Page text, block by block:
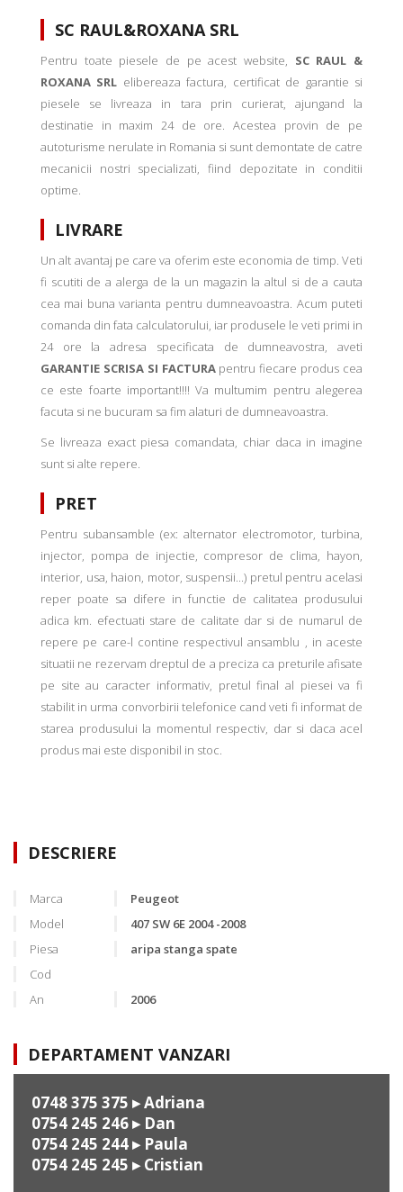
SC RAUL&ROXANA SRL
Pentru toate piesele de pe acest website, SC RAUL &
ROXANA SRL elibereaza factura, certificat de garantie si
piesele se livreaza in tara prin curierat, ajungand la
destinatie in maxim 24 de ore. Acestea provin de pe
autoturisme nerulate in Romania si sunt demontate de catre
mecanicii nostri specializati, fiind depozitate in conditii
optime.
LIVRARE
Un alt avantaj pe care va oferim este economia de timp. Veti
fi scutiti de a alerga de la un magazin la altul si de a cauta
cea mai buna varianta pentru dumneavoastra. Acum puteti
comanda din fata calculatorului, iar produsele le veti primi in
24 ore la adresa specificata de dumneavostra, aveti
GARANTIE SCRISA SI FACTURApentru fiecare produs cea
ce este foarte important!!!! Va multumim pentru alegerea
facuta si ne bucuram sa fim alaturi de dumneavoastra.
Se livreaza exact piesa comandata, chiar daca in imagine
sunt si alte repere.
PRET
Pentru subansamble (ex: alternator electromotor, turbina,
injector, pompa de injectie, compresor de clima, hayon,
interior, usa, haion, motor, suspensii...) pretul pentru acelasi
reper poate sa difere in functie de calitatea produsului
adica km. efectuati stare de calitate dar si de numarul de
repere pe care-l contine respectivul ansamblu , in aceste
situatii ne rezervam dreptul de a preciza ca preturile afisate
pe site au caracter informativ, pretul final al piesei va fi
stabilit in urma convorbirii telefonice cand veti fi informat de
starea produsului la momentul respectiv, dar si daca acel
produs mai este disponibil in stoc.
DESCRIERE
Marca
Peugeot
Model
407 SW 6E 2004 -2008
Piesa
aripa stanga spate
Cod
An
2006
DEPARTAMENT VANZARI
0748 375 375 ▸ Adriana
0754 245 246▸ Dan
0754 245 244▸ Paula
0754 245 245 ▸ Cristian